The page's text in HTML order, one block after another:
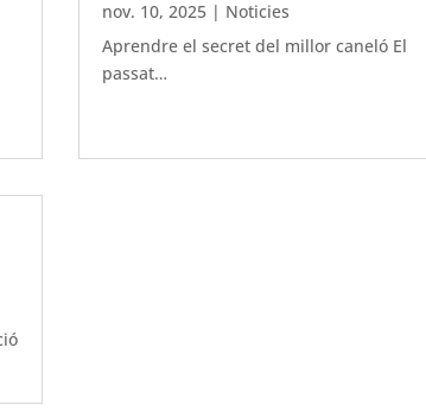
nov. 10, 2025| Noticies
Aprendre el secret del millor caneló El
passat…